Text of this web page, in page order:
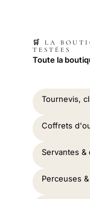
🛒 LA
TESTÉES
Toute la
Tournevis,
Coffrets
Servantes &
Perceuses